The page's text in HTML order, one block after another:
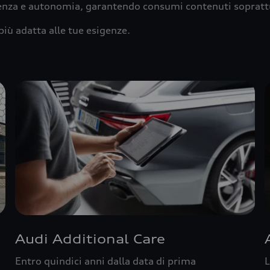
e autonomia, garantendo consumi contenuti
adatta alle tue esigenze.
Audi Additional Care
Entro quindici anni dalla data di prima